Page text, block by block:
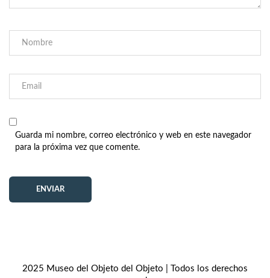
Guarda mi nombre, correo electrónico y web en este navegador
para la próxima vez que comente.
2025 Museo del Objeto del Objeto | Todos los derechos